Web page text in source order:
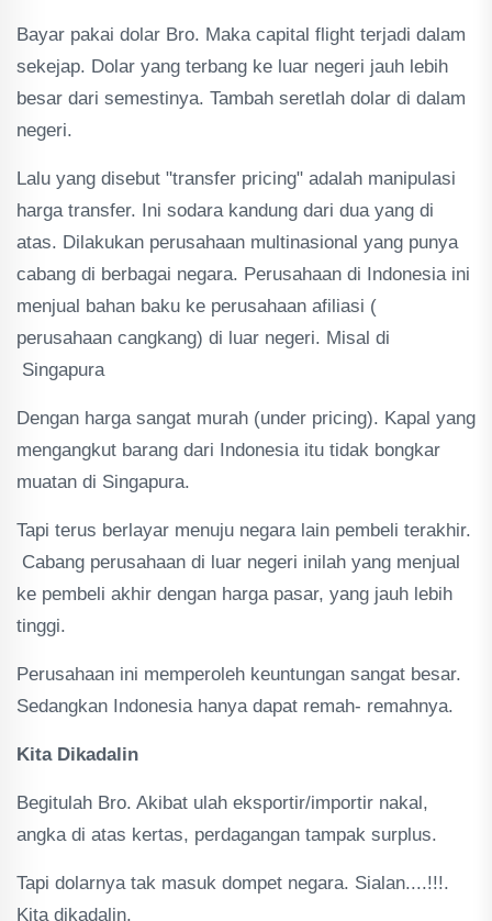
Bayar pakai dolar Bro. Maka capital flight terjadi dalam
sekejap. Dolar yang terbang ke luar negeri jauh lebih
besar dari semestinya. Tambah seretlah dolar di dalam
negeri.
Lalu yang disebut "transfer pricing" adalah manipulasi
harga transfer. Ini sodara kandung dari dua yang di
atas. Dilakukan perusahaan multinasional yang punya
cabang di berbagai negara. Perusahaan di Indonesia ini
menjual bahan baku ke perusahaan afiliasi (
perusahaan cangkang) di luar negeri. Misal di
Singapura
Dengan harga sangat murah (under pricing). Kapal yang
mengangkut barang dari Indonesia itu tidak bongkar
muatan di Singapura.
Tapi terus berlayar menuju negara lain pembeli terakhir.
Cabang perusahaan di luar negeri inilah yang menjual
ke pembeli akhir dengan harga pasar, yang jauh lebih
tinggi.
Perusahaan ini memperoleh keuntungan sangat besar.
Sedangkan Indonesia hanya dapat remah- remahnya.
Kita Dikadalin
Begitulah Bro. Akibat ulah eksportir/importir nakal,
angka di atas kertas, perdagangan tampak surplus.
Tapi dolarnya tak masuk dompet negara. Sialan....!!!.
Kita dikadalin.